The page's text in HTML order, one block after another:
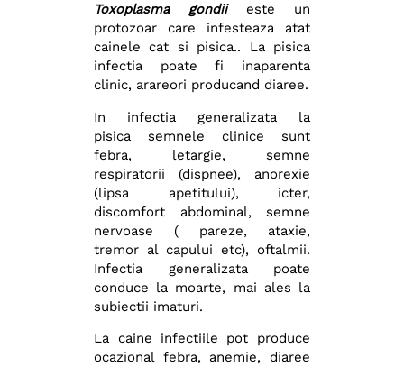
Toxoplasma gondiieste un
protozoar care infesteaza atat
cainele cat si pisica.. La pisica
infectia poate fi inaparenta
clinic, arareori producand diaree.
In infectia generalizata la
pisica semnele clinice sunt
febra, letargie, semne
respiratorii (dispnee), anorexie
(lipsa apetitului), icter,
discomfort abdominal, semne
nervoase ( pareze, ataxie,
tremor al capului etc), oftalmii.
Infectia generalizata poate
conduce la moarte, mai ales la
subiectii imaturi.
La caine infectiile pot produce
ocazional febra, anemie, diaree